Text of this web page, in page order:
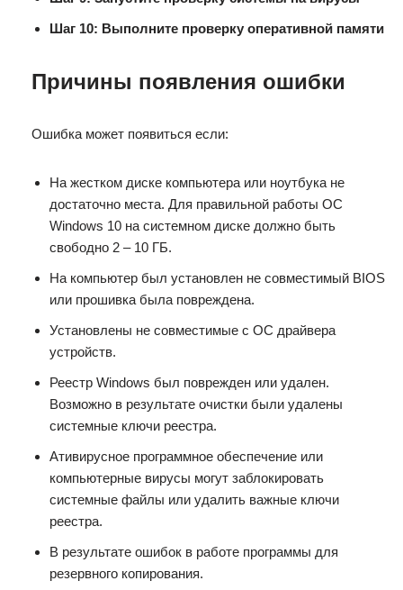
Шаг 10: Выполните проверку оперативной памяти
Причины появления ошибки
Ошибка может появиться если:
На жестком диске компьютера или ноутбука не
достаточно места. Для правильной работы ОС
Windows 10 на системном диске должно быть
свободно 2 – 10 ГБ.
На компьютер был установлен не совместимый BIOS
или прошивка была повреждена.
Установлены не совместимые с ОС драйвера
устройств.
Реестр Windows был поврежден или удален.
Возможно в результате очистки были удалены
системные ключи реестра.
Ативирусное программное обеспечение или
компьютерные вирусы могут заблокировать
системные файлы или удалить важные ключи
реестра.
В результате ошибок в работе программы для
резервного копирования.